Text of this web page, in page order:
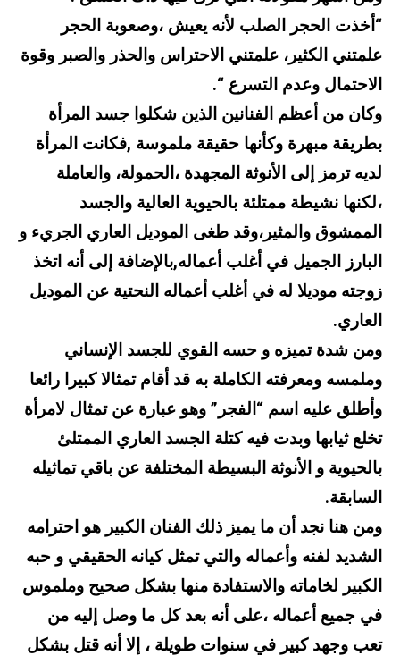
“أخذت الحجر الصلب لأنه يعيش ،وصعوبة الحجر
علمتني الكثير، علمتني الاحتراس والحذر والصبر وقوة
الاحتمال وعدم التسرع “.
وكان من أعظم الفنانين الذين شكلوا جسد المرأة
بطريقة مبهرة وكأنها حقيقة ملموسة ,فكانت المرأة
لديه ترمز إلى الأنوثة المجهدة ،الحمولة، والعاملة
،لكنها نشيطة ممتلئة بالحيوية العالية والجسد
الممشوق والمثير،وقد طغى الموديل العاري الجريء و
البارز الجميل في أغلب أعماله,بالإضافة إلى أنه اتخذ
زوجته موديلا له في أغلب أعماله النحتية عن الموديل
العاري.
ومن شدة تميزه و حسه القوي للجسد الإنساني
وملمسه ومعرفته الكاملة به قد أقام تمثالا كبيرا رائعا
وأطلق عليه اسم “الفجر” وهو عبارة عن تمثال لامرأة
تخلع ثيابها وبدت فيه كتلة الجسد العاري الممتلئ
بالحيوية و الأنوثة البسيطة المختلفة عن باقي تماثيله
السابقة.
ومن هنا نجد أن ما يميز ذلك الفنان الكبير هو احترامه
الشديد لفنه وأعماله والتي تمثل كيانه الحقيقي و حبه
الكبير لخاماته والاستفادة منها بشكل صحيح وملموس
في جميع أعماله ،على أنه بعد كل ما وصل إليه من
تعب وجهد كبير في سنوات طويلة ، إلا أنه قتل بشكل